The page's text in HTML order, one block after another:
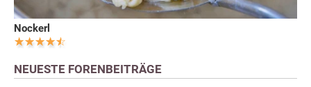
Nockerl
NEUESTE FORENBEITRÄGE